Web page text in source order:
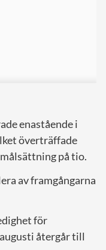
enastående i
överträffade
på tio.
av framgångarna
för
återgår till